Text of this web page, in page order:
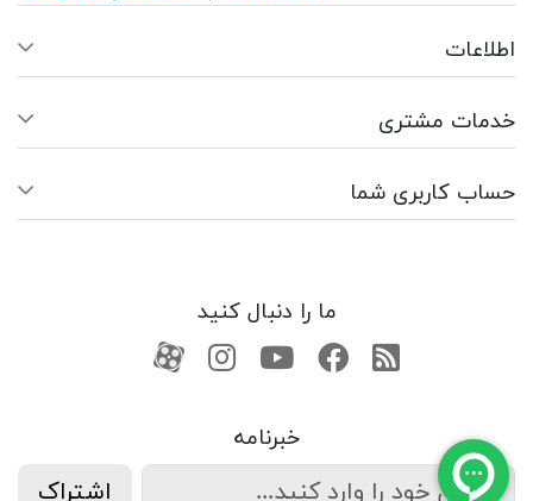
اطلاعات
خدمات مشتری
حساب کاربری شما
ما را دنبال کنید
RSSفیسبوکیوتیوبکانال آپارات
کانال آپارات
خبرنامه
اشتراک